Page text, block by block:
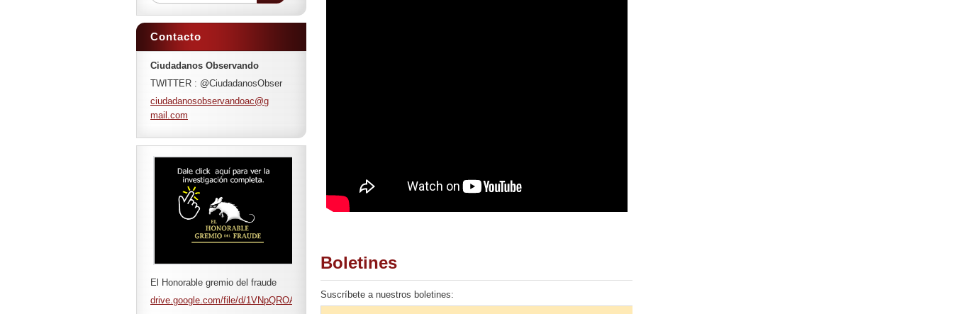
Boletines
Suscríbete a nuestros boletines:
Contacto
Ciudadanos Observando
TWITTER : @CiudadanosObser
ciudadanosobservandoac@g
mail.com
El Honorable gremio del fraude
drive.google.com/file/d/1VNpQROAAHjdkEkdVj_zgeo9mBu6EDaKH/view